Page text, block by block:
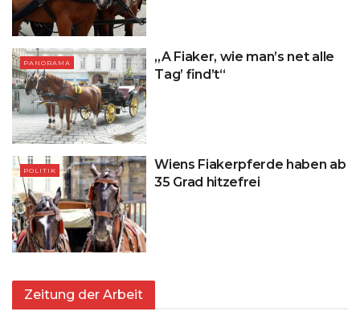
PANORAMA
„A Fiaker, wie man’s net alle
Tag’ find’t“
POLITIK
Wiens Fiakerpferde haben ab
35 Grad hitzefrei
Zeitung der Arbeit